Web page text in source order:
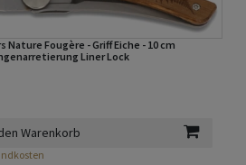
Nature Fougère - Griff Eiche - 10 cm
Liner Lock
Warenkorb